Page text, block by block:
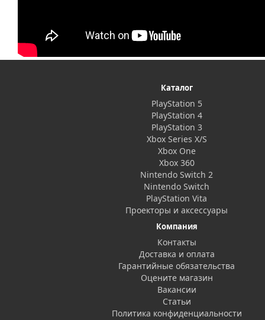
Каталог
PlayStation 5
PlayStation 4
PlayStation 3
Xbox Series X/S
Xbox One
Xbox 360
Nintendo Switch 2
Nintendo Switch
PlayStation Vita
Проекторы и аксессуары
Компания
Контакты
Доставка и оплата
Гарантийные обязательства
Оцените магазин
Вакансии
Статьи
Политика конфиденциальности